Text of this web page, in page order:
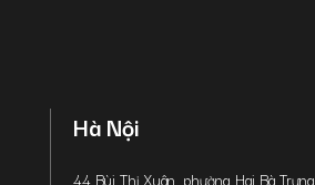
Hà Nội
44 Bùi Thị Xuân, phường Hai Bà Trưng